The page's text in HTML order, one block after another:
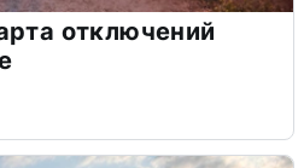
отключений